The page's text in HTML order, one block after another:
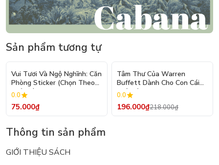
Sản phẩm tương tự
Vui Tươi Và Ngộ Nghĩnh: Căn
Phòng Sticker (Chọn Theo
Chủ Đề) - Hơn 250 Sticker
0.0
75.000₫
Tâm Thư Của Warren
Buffett Dành Cho Con Cái
(Tái Bản 2026)
0.0
196.000₫218.000₫
Thông tin sản phẩm
GIỚI THIỆU SÁCH